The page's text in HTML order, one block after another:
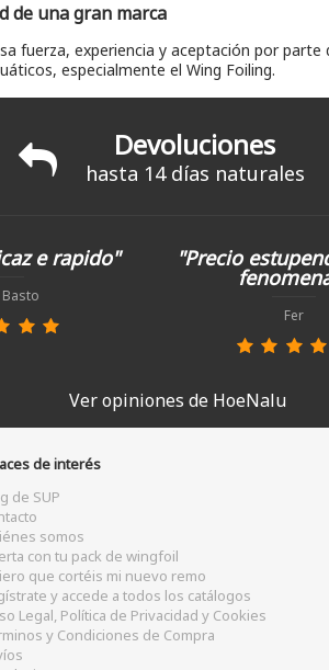
de una gran marca
fuerza, experiencia y aceptación por
especialmente el Wing Foiling.
Devoluciones
hasta 14 días naturales
e rapido"
Basto
"Precio
Fer
Ver opiniones de HoeNalu
de interés
de SUP
somos
con tu pack de wingfoil
que cortéis mi nuevo remo
y accede a todos los catálogos
Legal, Política de Privacidad y Cookies
y Condiciones de Compra